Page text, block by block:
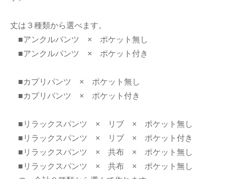
丈は３種類から選べます。
■アンクルパンツ × ポケット無し
■アンクルパンツ × ポケット付き
■カプリパンツ × ポケット無し
■カプリパンツ × ポケット付き
■リラックスパンツ × リブ × ポケット無し
■リラックスパンツ × リブ × ポケット付き
■リラックスパンツ × 共布 × ポケット無し
■リラックスパンツ × 共布 × ポケット無し